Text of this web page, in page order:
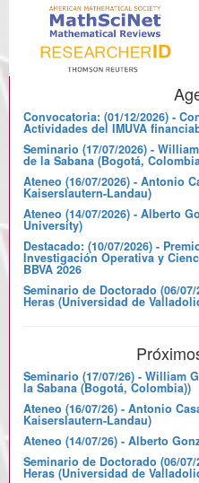
Convocatoria: (01/12/2026) -
Actividades del IMUVA
Seminario (17/07/2026) -
de la Sabana (Bogotá,
Ateneo (16/07/2026) - Antonio
Kaiserslautern-Landau)
Ateneo (14/07/2026) - Alberto
University)
Destacado: (10/07/2026) -
Investigación Operativa y
BBVA 2026
Seminario de Doctorado (06/
Heras (Universidad de
Seminario (17/07/26) - William
la Sabana (Bogotá, Colombia))
Ateneo (16/07/26) - Antonio
Kaiserslautern-Landau)
Ateneo (14/07/26) - Alberto
Seminario de Doctorado (06/
Heras (Universidad de